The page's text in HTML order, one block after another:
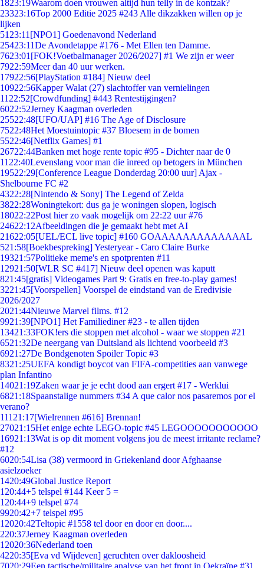
1823:19Waarom doen vrouwen altijd hun telly in de kontzak?
23323:16Top 2000 Editie 2025 #243 Alle dikzakken willen op je
lijken
51 23:11 [NPO1] Goedenavond Nederland
25423:11De Avondetappe #176 - Met Ellen ten Damme.
7623:01 [FOK!Voetbalmanager 2026/2027] #1 We zijn er weer
7922:59Meer dan 40 uur werken.
17922:56[PlayStation #184] Nieuw deel
10922:56Kapper Walat (27) slachtoffer van vernielingen
11 22:52[Crowdfunding] #443 Rentestijgingen?
6022:52Jerney Kaagman overleden
25522:48[UFO/UAP] #16 The Age of Disclosure
7522:48Het Moestuintopic #37 Bloesem in de bomen
5522:46[Netflix Games] #1
26722:44Banken met hoge rente topic #95 - Dichter naar de 0
11 22:40Levenslang voor man die inreed op betogers in München
19522:29[Conference League Donderdag 20:00 uur] Ajax -
Shelbourne FC #2
4322:28[Nintendo & Sony] The Legend of Zelda
3822:28Woningtekort: dus ga je woningen slopen, logisch
18022:22Post hier zo vaak mogelijk om 22:22 uur #76
24622:12Afbeeldingen die je gemaakt hebt met AI
21622:05[UEL/ECL live topic] #160 GOAAAAAAAAAAAAAL
521:58[Boekbespreking] Yesteryear - Caro Claire Burke
19321:57Politieke meme's en spotprenten #11
12921:50[WLR SC #417] Nieuw deel openen was kaputt
821:45[gratis] Videogames Part 9: Gratis en free-to-play games!
3221:45[Voorspellen] Voorspel de eindstand van de Eredivisie
2026/2027
2021:44Nieuwe Marvel films. #12
9921:39[NPO1] Het Familiediner #23 - te allen tijden
13421:33FOK!ers die stoppen met alcohol - waar we stoppen #21
6521:32De neergang van Duitsland als lichtend voorbeeld #3
6921:27De Bondgenoten Spoiler Topic #3
8321:25UEFA kondigt boycot van FIFA-competities aan vanwege
plan Infantino
14021:19Zaken waar je je echt dood aan ergert #17 - Werklui
6821:18Spaanstalige nummers #34 A que calor nos pasaremos por el
verano?
111 21:17[Wielrennen #616] Brennan!
27021:15Het enige echte LEGO-topic #45 LEGOOOOOOOOOOO
16921:13Wat is op dit moment volgens jou de meest irritante reclame?
#12
6020:54Lisa (38) vermoord in Griekenland door Afghaanse
asielzoeker
1420:49Global Justice Report
1 20:44+5 telspel #144 Keer 5 =
1 20:44+9 telspel #74
9920:42+7 telspel #95
12020:42Teltopic #1558 tel door en door en door....
220:37Jerney Kaagman overleden
12020:36Nederland toen
4220:35[Eva vd Wijdeven] geruchten over dakloosheid
7020:29Een tactische/militaire analyse van het front in Oekraïne #31